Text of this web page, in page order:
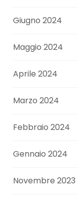
Giugno 2024
Maggio 2024
Aprile 2024
Marzo 2024
Febbraio 2024
Gennaio 2024
Novembre 2023